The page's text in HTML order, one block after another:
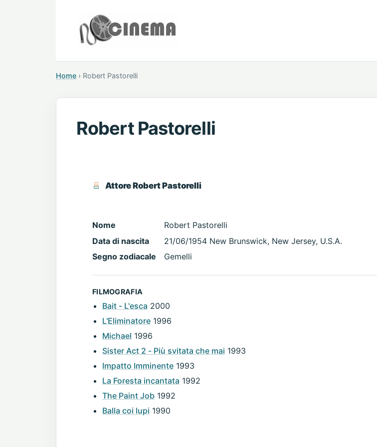
Home › Robert Pastorelli
Robert Pastorelli
Attore Robert Pastorelli
Nome
Robert Pastorelli
Data di nascita
21/06/1954 New Brunswick, New Jersey, U.S.A.
Segno zodiacale
Gemelli
FILMOGRAFIA
Bait - L'esca 2000
L'Eliminatore 1996
Michael 1996
Sister Act 2 - Più svitata che mai 1993
Impatto Imminente 1993
La Foresta incantata 1992
The Paint Job 1992
Balla coi lupi 1990